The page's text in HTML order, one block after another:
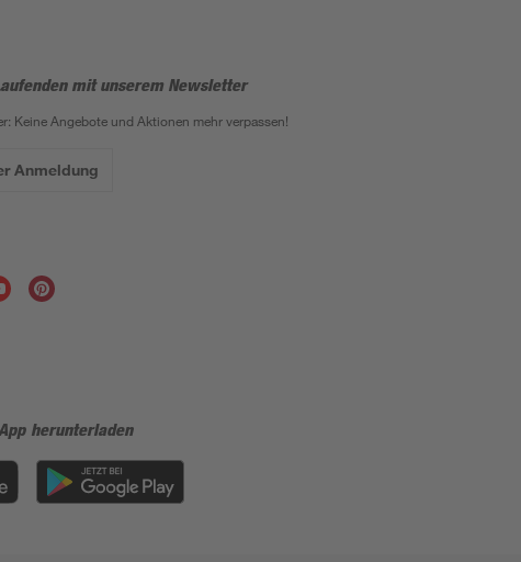
mit unserem Newsletter
Keine Angebote und Aktionen mehr verpassen!
Anmeldung
herunterladen